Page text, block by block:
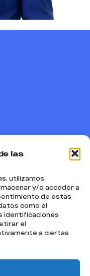
las
utilizamos
y/o acceder a
de estas
como el
identificaciones
el
a ciertas